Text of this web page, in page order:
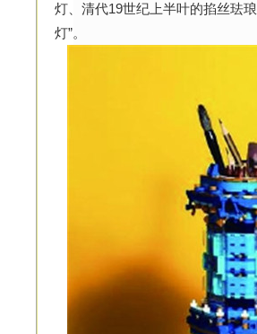
灯、清代19世纪上半叶的掐丝珐
灯”。